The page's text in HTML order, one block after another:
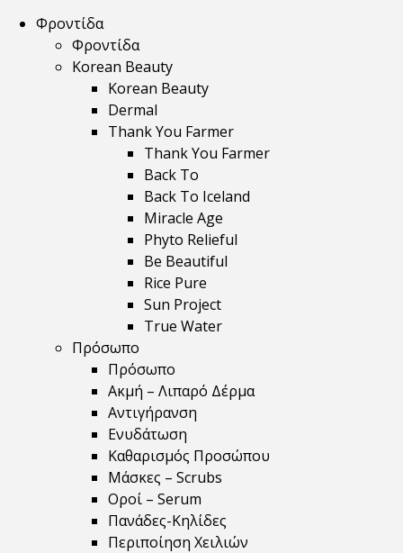
Φροντίδα
Φροντίδα
Korean Beauty
Korean Beauty
Dermal
Thank You Farmer
Thank You Farmer
Back To
Back To Iceland
Miracle Age
Phyto Relieful
Be Beautiful
Rice Pure
Sun Project
True Water
Πρόσωπο
Πρόσωπο
Ακμή – Λιπαρό Δέρμα
Αντιγήρανση
Ενυδάτωση
Καθαρισμός Προσώπου
Μάσκες – Scrubs
Οροί – Serum
Πανάδες-Κηλίδες
Περιποίηση Χειλιών